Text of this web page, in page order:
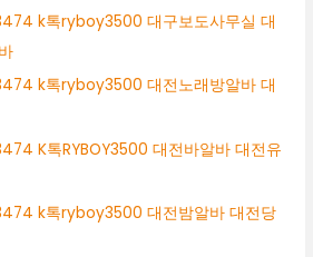
k톡ryboy3500 대구보도사무실 대
k톡ryboy3500 대전노래방알바 대
K톡RYBOY3500 대전바알바 대전유
k톡ryboy3500 대전밤알바 대전당